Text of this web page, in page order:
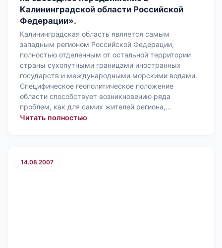
Калининградской области Российской
Федерации».
Калининградская область является самым
западным регионом Российской Федерации,
полностью отделенным от остальной территории
страны сухопутными границами иностранных
государств и международными морскими водами.
Специфическое геополитическое положение
области способствует возникновению ряда
проблем, как для самих жителей региона,…
Читать полностью: Доклад «Проблемы реализации
14.08.2007